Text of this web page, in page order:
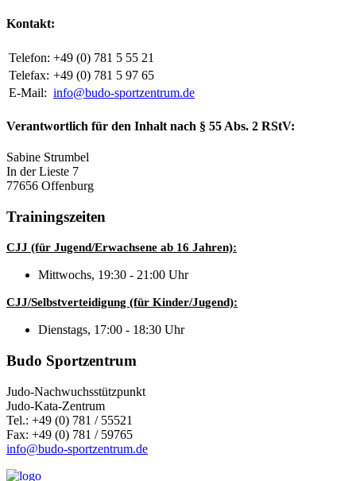
Kontakt:
Telefon: +49 (0) 781 5 55 21
Telefax: +49 (0) 781 5 97 65
E-Mail: info@budo-sportzentrum.de
Verantwortlich für den Inhalt nach § 55 Abs. 2 RStV:
Sabine Strumbel
In der Lieste 7
77656 Offenburg
Trainingszeiten
CJJ (für Jugend/Erwachsene ab 16 Jahren):
Mittwochs, 19:30 - 21:00 Uhr
CJJ/Selbstverteidigung (für Kinder/Jugend):
Dienstags, 17:00 - 18:30 Uhr
Budo Sportzentrum
Judo-Nachwuchsstützpunkt
Judo-Kata-Zentrum
Tel.: +49 (0) 781 / 55521
Fax: +49 (0) 781 / 59765
info@budo-sportzentrum.de